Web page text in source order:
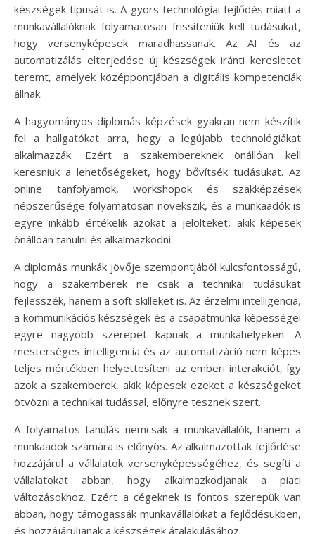
készségek típusát is. A gyors technológiai fejlődés miatt a
munkavállalóknak folyamatosan frissíteniük kell tudásukat,
hogy versenyképesek maradhassanak. Az AI és az
automatizálás elterjedése új készségek iránti keresletet
teremt, amelyek középpontjában a digitális kompetenciák
állnak.
A hagyományos diplomás képzések gyakran nem készítik
fel a hallgatókat arra, hogy a legújabb technológiákat
alkalmazzák. Ezért a szakembereknek önállóan kell
keresniük a lehetőségeket, hogy bővítsék tudásukat. Az
online tanfolyamok, workshopok és szakképzések
népszerűsége folyamatosan növekszik, és a munkaadók is
egyre inkább értékelik azokat a jelölteket, akik képesek
önállóan tanulni és alkalmazkodni.
A diplomás munkák jövője szempontjából kulcsfontosságú,
hogy a szakemberek ne csak a technikai tudásukat
fejlesszék, hanem a soft skilleket is. Az érzelmi intelligencia,
a kommunikációs készségek és a csapatmunka képességei
egyre nagyobb szerepet kapnak a munkahelyeken. A
mesterséges intelligencia és az automatizáció nem képes
teljes mértékben helyettesíteni az emberi interakciót, így
azok a szakemberek, akik képesek ezeket a készségeket
ötvözni a technikai tudással, előnyre tesznek szert.
A folyamatos tanulás nemcsak a munkavállalók, hanem a
munkaadók számára is előnyös. Az alkalmazottak fejlődése
hozzájárul a vállalatok versenyképességéhez, és segíti a
vállalatokat abban, hogy alkalmazkodjanak a piaci
változásokhoz. Ezért a cégeknek is fontos szerepük van
abban, hogy támogassák munkavállalóikat a fejlődésükben,
és hozzájáruljanak a készségek átalakulásához.